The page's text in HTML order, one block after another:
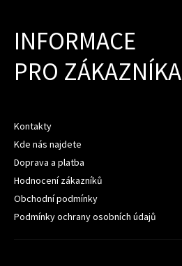
INFORMACE
PRO ZÁKAZNÍKA
Kontakty
Kde nás najdete
Doprava a platba
Hodnocení zákazníků
Obchodní podmínky
Podmínky ochrany osobních údajů